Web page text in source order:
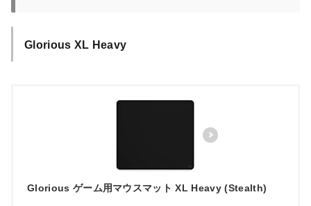
Glorious XL Heavy
Glorious ゲーム用マウスマット XL Heavy (Stealth)